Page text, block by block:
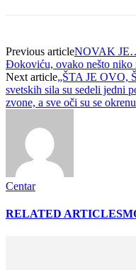
Previous articleNOVAK JE…
Đokoviću, ovako nešto niko
Next article„ŠTA JE OVO,
svetskih sila su sedeli jedni
zvone, a sve oči su se
Centar
RELATED ARTICLES